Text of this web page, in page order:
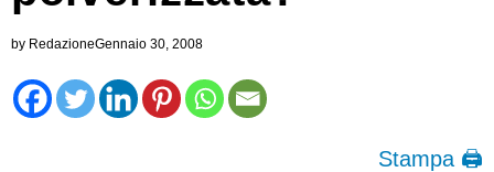
by RedazioneGennaio 30, 2008
Stampa 🖨